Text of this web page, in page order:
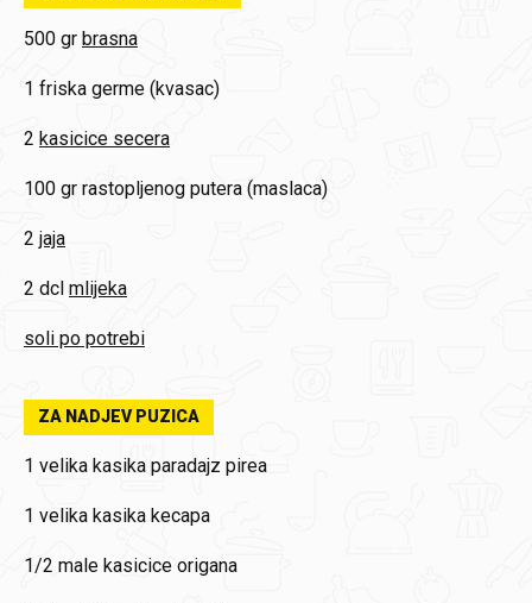
500 gr brasna
1 friska germe (kvasac)
2 kasicice secera
100 gr rastopljenog putera (maslaca)
2 jaja
2 dcl mlijeka
soli po potrebi
ZA NADJEV PUZICA
1 velika kasika paradajz pirea
1 velika kasika kecapa
1/2 male kasicice origana